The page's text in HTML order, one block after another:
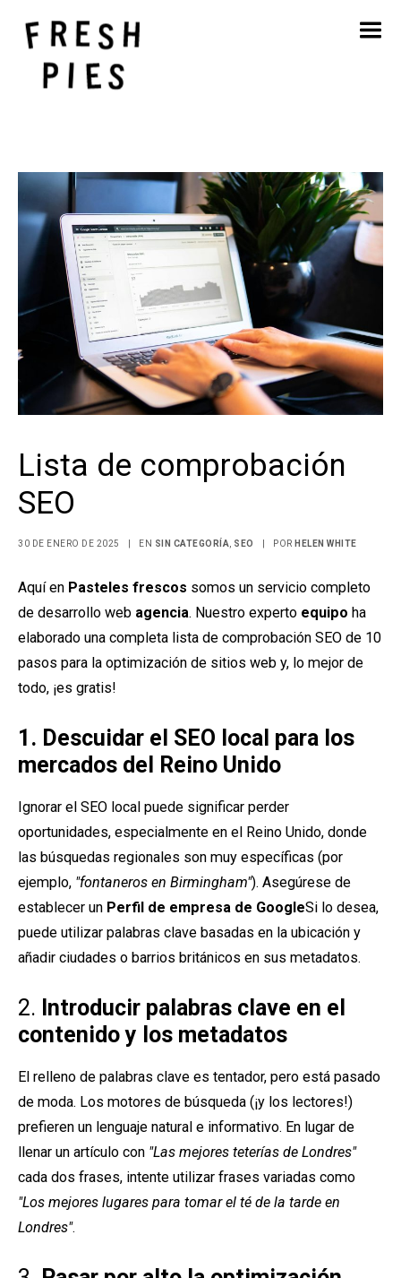
Inicio
Póngase en contacto con
Lista de comprobación
SEO
30 DE ENERO DE 2025 EN SIN CATEGORÍA SEO POR HELEN WHITE
Aquí en Pasteles frescos somos un servicio completo
de desarrollo web agencia. Nuestro experto equipo ha
elaborado una completa lista de comprobación SEO de 10
pasos para la optimización de sitios web y, lo mejor de
todo, ¡es gratis!
1. Descuidar el SEO local para los
mercados del Reino Unido
Ignorar el SEO local puede significar perder
oportunidades, especialmente en el Reino Unido, donde
las búsquedas regionales son muy específicas (por
ejemplo, "fontaneros en Birmingham"). Asegúrese de
establecer un Perfil de empresa de GoogleSi lo desea,
puede utilizar palabras clave basadas en la ubicación y
añadir ciudades o barrios británicos en sus metadatos.
2. Introducir palabras clave en el
contenido y los metadatos
El relleno de palabras clave es tentador, pero está pasado
de moda. Los motores de búsqueda (¡y los lectores!)
prefieren un lenguaje natural e informativo. En lugar de
llenar un artículo con "Las mejores teterías de Londres"
cada dos frases, intente utilizar frases variadas como
"Los mejores lugares para tomar el té de la tarde en
Londres".